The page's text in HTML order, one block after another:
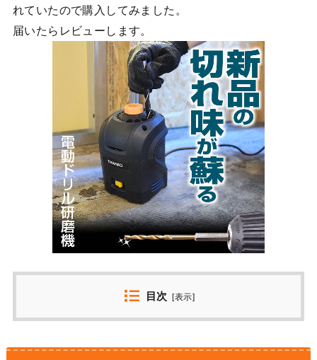
れていたので購入してみました。
届いたらレビューします。
目次 [表示]